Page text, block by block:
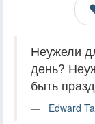
Неужели
день?
быть
Edward